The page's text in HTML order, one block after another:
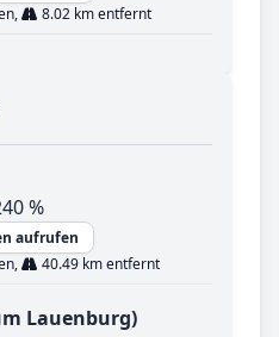
8.02 km entfernt
%
aufrufen
40.49 km entfernt
Lauenburg)